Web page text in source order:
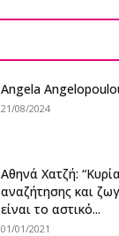
Angela
21/08/2024
Αθηνά Χατζή:
αναζήτησης και
είναι το αστικό...
01/01/2021